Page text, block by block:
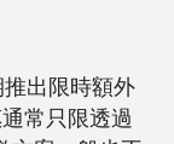
出限時額外
常只限透過